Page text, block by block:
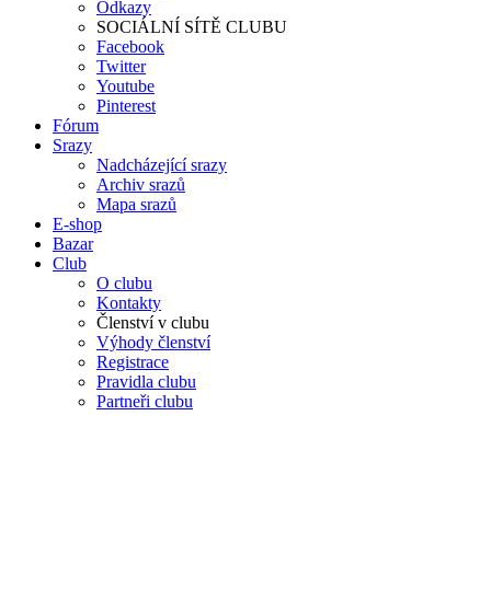
Odkazy
SOCIÁLNÍ SÍTĚ CLUBU
Facebook
Twitter
Youtube
Pinterest
Fórum
Srazy
Nadcházející srazy
Archiv srazů
Mapa srazů
E-shop
Bazar
Club
O clubu
Kontakty
Členství v clubu
Výhody členství
Registrace
Pravidla clubu
Partneři clubu